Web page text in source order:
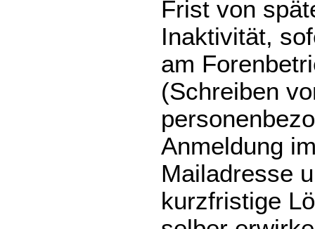
Frist von
Inaktivität,
am
(Schreiben
Anmeldung
Mailadresse
kurzfristige